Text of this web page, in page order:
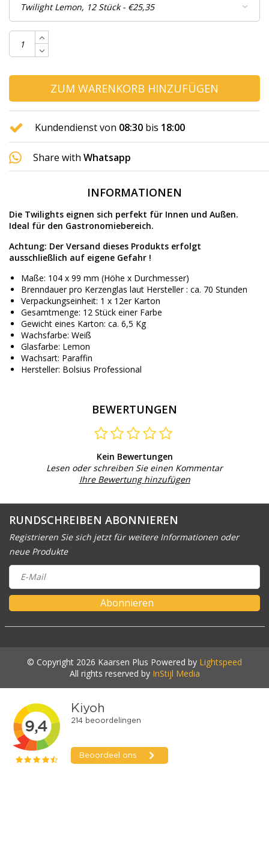
ZUM WARENKORB HINZUFÜGEN
Kundendienst von 08:30 bis 18:00
Share with Whatsapp
INFORMATIONEN
Die Twilights eignen sich perfekt für Innen und Außen.
Ideal für den Gastronomiebereich.
Achtung: Der Versand dieses Produkts erfolgt
ausschließlich auf eigene Gefahr !
Maße: 104 x 99 mm (Höhe x Durchmesser)
Brenndauer pro Kerzenglas laut Hersteller : ca. 70 Stunden
Verpackungseinheit: 1 x 12er Karton
Gesamtmenge: 12 Stück einer Farbe
Gewicht eines Karton: ca. 6,5 Kg
Wachsfarbe: Weiß
Glasfarbe: Lemon
Wachsart: Paraffin
Hersteller: Bolsius Professional
BEWERTUNGEN
Kein Bewertungen
Lesen oder schreiben Sie einen Kommentar
Ihre Bewertung hinzufügen
RUNDSCHREIBEN ABONNIEREN
Registrieren Sie sich jetzt für weitere Informationen oder
neue Produkte
Abonnieren
© Copyright 2026 Kaarsen Plus Powered by Lightspeed
All rights reserved by InStijl Media